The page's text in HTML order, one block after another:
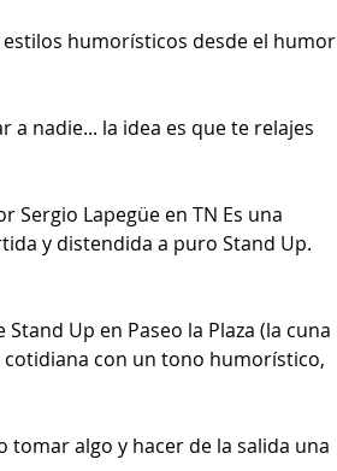
humorísticos desde el humor
a nadie... la idea es que te relajes
Lapegüe en TN Es una
y distendida a puro Stand Up.
Up en Paseo la Plaza (la cuna
con un tono humorístico,
tomar algo y hacer de la salida una